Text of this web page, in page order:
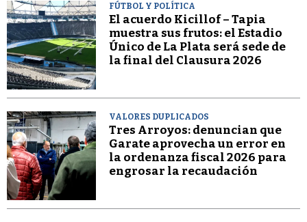
FÚTBOL Y POLÍTICA
El acuerdo Kicillof – Tapia
muestra sus frutos: el Estadio
Único de La Plata será sede de
la final del Clausura 2026
VALORES DUPLICADOS
Tres Arroyos: denuncian que
Garate aprovecha un error en
la ordenanza fiscal 2026 para
engrosar la recaudación